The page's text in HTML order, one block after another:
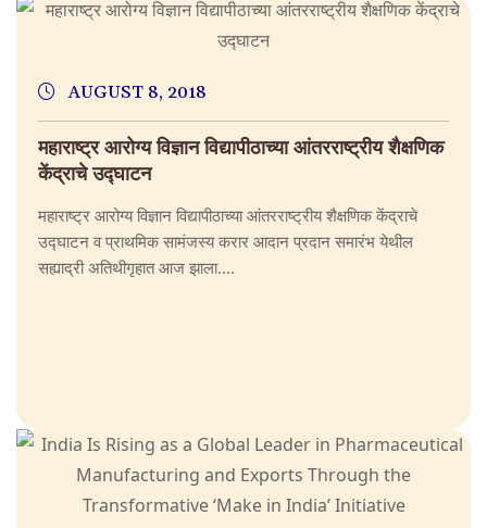
AUGUST 8, 2018
महाराष्ट्र आरोग्य विज्ञान विद्यापीठाच्या आंतरराष्ट्रीय शैक्षणिक
केंद्राचे उद्घाटन
महाराष्ट्र आरोग्य विज्ञान विद्यापीठाच्या आंतरराष्ट्रीय शैक्षणिक केंद्राचे
उद्घाटन व प्राथमिक सामंजस्य करार आदान प्रदान समारंभ येथील
सह्याद्री अतिथीगृहात आज झाला....